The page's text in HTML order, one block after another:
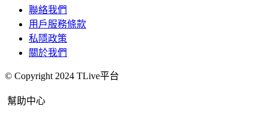
聯絡我們
用戶服務條款
私隱政策
關於我們
© Copyright 2024 TLive平台
幫助中心